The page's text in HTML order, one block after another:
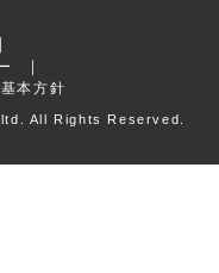
本方針
All Rights Reserved.